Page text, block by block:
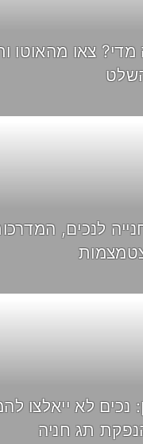
צאו מהאוטו
לנכים,
נכים לא ייאלצו
תג חניה